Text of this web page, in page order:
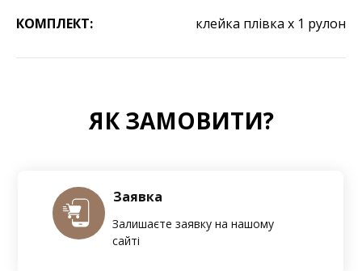
КОМПЛЕКТ: клейка плівка х 1 рулон
ЯК ЗАМОВИТИ?
Заявка
Залишаєте заявку на нашому
сайті